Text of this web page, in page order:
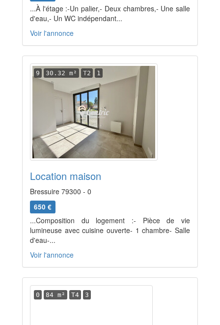
...À l'étage :-Un palier,- Deux chambres,- Une salle
d'eau,- Un WC indépendant...
Voir l'annonce
9 30.32 m² T2 1
Location maison
Bressuire 79300 - 0
650 €
...Composition du logement :- Pièce de vie
lumineuse avec cuisine ouverte- 1 chambre- Salle
d'eau-...
Voir l'annonce
0 84 m² T4 3